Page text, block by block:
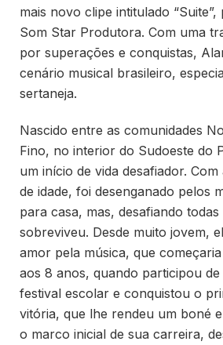
mais novo clipe intitulado
Som Star Produtora. Com uma
por superações e conquistas,
cenário musical brasileiro,
sertaneja.
Nascido entre as comunidades
Fino, no interior do Sudoeste do
um início de vida desafiador.
de idade, foi desenganado pelos
para casa, mas, desafiando
sobreviveu. Desde muito jovem,
amor pela música, que
aos 8 anos, quando participou
festival escolar e conquistou o
vitória, que lhe rendeu um boné
o marco inicial de sua carreira,